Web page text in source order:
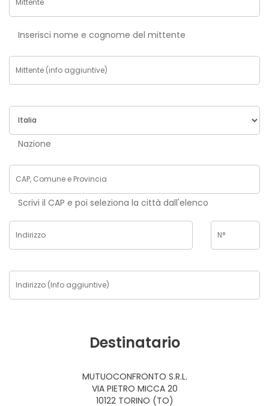
Inserisci nome e cognome del mittente
Nazione
Scrivi il CAP e poi seleziona la città dall'elenco
Destinatario
MUTUOCONFRONTO S.R.L.
VIA PIETRO MICCA 20
10122 TORINO (TO)